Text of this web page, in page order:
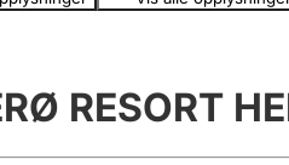
RESORT